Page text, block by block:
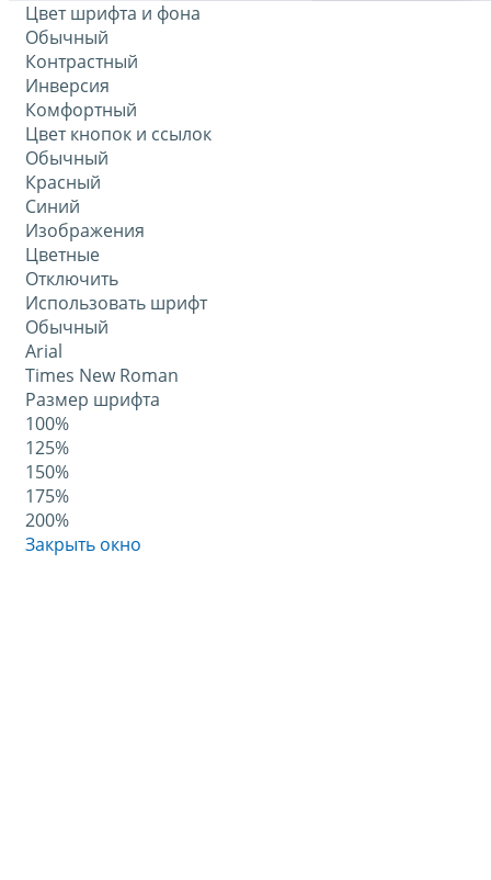
Цвет шрифта и фона
Обычный
Контрастный
Инверсия
Комфортный
Цвет кнопок и ссылок
Обычный
Красный
Синий
Изображения
Цветные
Отключить
Использовать шрифт
Обычный
Arial
Times New Roman
Размер шрифта
100%
125%
150%
175%
200%
Закрыть окно